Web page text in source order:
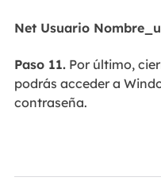
Net Usuario
Paso 11.Por último,
podrás acceder a
contraseña.